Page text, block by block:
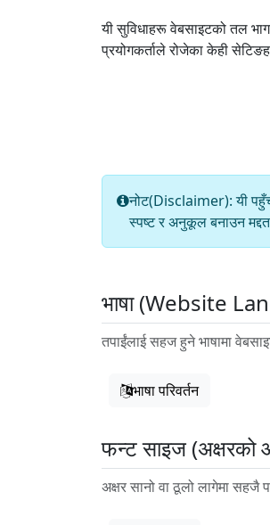
यी सुविधाहरू वेबसाइटको तल
प्रयोगकर्ताले रोजेका केही
नोट(Disclaimer): यी
स्पष्ट र अनुकूल बनाउन
भाषा (Website
तपाईंलाई सहज हुने भाषामा
भाषा परिवर्तन
फन्ट साइज (अक्षरको
अक्षर सानो वा ठूलो लागेमा सहजै